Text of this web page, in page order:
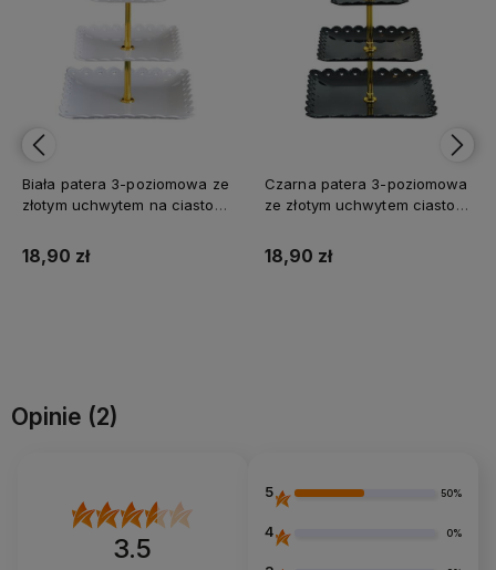
Biała patera 3-poziomowa ze
złotym uchwytem na ciasto
18,90 zł
Czarna patera 3-poziomowa
ze złotym uchwytem ciasto
18,90 zł
Opinie (2)
3.5
5 50%
4 0%